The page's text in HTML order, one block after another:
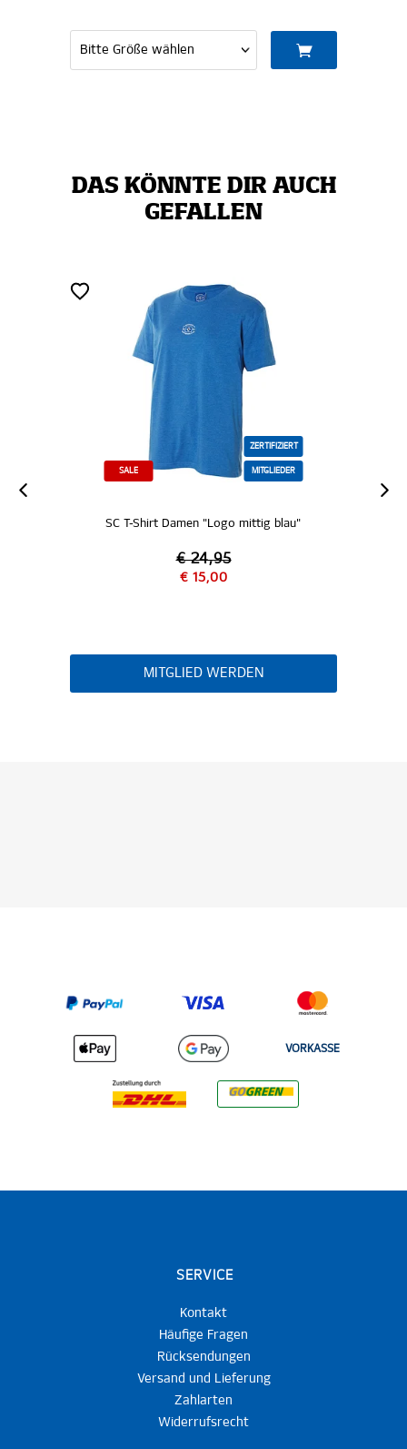
DAS KÖNNTE DIR AUCH
GEFALLEN
SALE
ZERTIFIZIERT
MITGLIEDER
SC T-Shirt Damen "Logo mittig blau"
€ 24,95
€ 15,00
MITGLIED WERDEN
VORKASSE
SERVICE
Kontakt
Häufige Fragen
Rücksendungen
Versand und Lieferung
Zahlarten
Widerrufsrecht